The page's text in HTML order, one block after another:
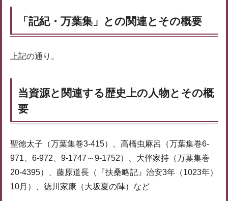
「記紀・万葉集」との関連とその概要
上記の通り。
当資源と関連する歴史上の人物とその概
要
聖徳太子（万葉集巻3-415）、高橋虫麻呂（万葉集巻6-
971、6-972、9-1747～9-1752）、大伴家持（万葉集巻
20-4395）、藤原道長（『扶桑略記』治安3年（1023年）
10月）、徳川家康（大坂夏の陣）など